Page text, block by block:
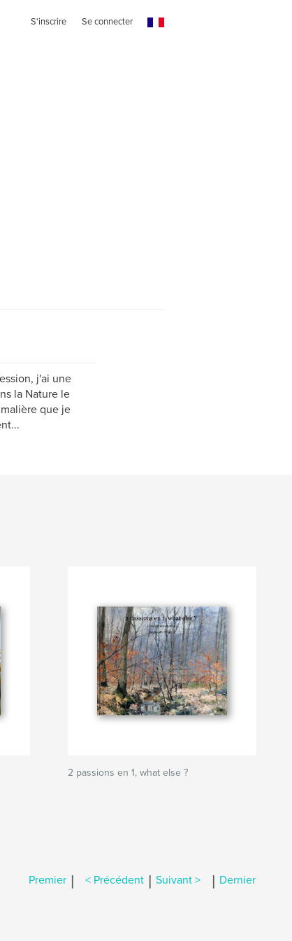
S'inscrire Se connecter
j'ai une
la Nature le
que je
2 passions en 1, what else ?
Premier | < Précédent | Suivant > | Dernier